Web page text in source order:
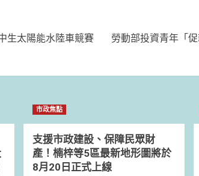
生太陽能水陸車競賽
勞動部投資青年「
市政焦點
支援市政建設、保障民眾財
產！楠梓等5區最新地形圖將於
8月20日正式上線